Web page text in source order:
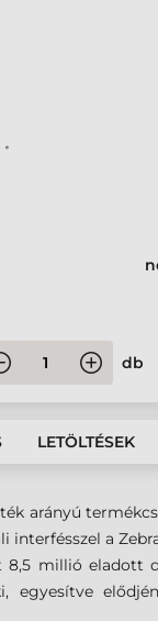
db
LETÖLTÉSEK
arányú
a
8,5 millió eladott